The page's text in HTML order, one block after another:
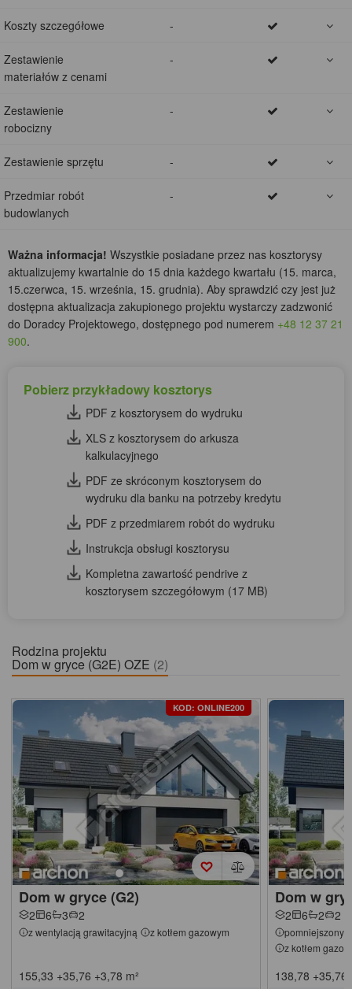
Koszty szczegółowe -
Zestawienie
materiałów z cenami
-
Zestawienie
robocizny
-
Zestawienie sprzętu -
Przedmiar robót
budowlanych
-
Ważna informacja! Wszystkie posiadane przez nas kosztorysy
aktualizujemy kwartalnie do 15 dnia każdego kwartału (15. marca,
15.czerwca, 15. września, 15. grudnia). Aby sprawdzić czy jest już
dostępna aktualizacja zakupionego projektu wystarczy zadzwonić
do Doradcy Projektowego, dostępnego pod numerem +48 12 37 21
900.
Pobierz przykładowy kosztorys
PDF z kosztorysem do wydruku
XLS z kosztorysem do arkusza
kalkulacyjnego
PDF ze skróconym kosztorysem do
wydruku dla banku na potrzeby kredytu
PDF z przedmiarem robót do wydruku
Instrukcja obsługi kosztorysu
Kompletna zawartość pendrive z
kosztorysem szczegółowym (17 MB)
Rodzina projektu
Dom w gryce (G2E) OZE (2)
KOD: ONLINE200
Dom w gryce (G2)
2 6 3 2
z wentylacją grawitacyjną z kotłem gazowym
155,33 +35,76 +3,78 m²
Dom w
2 6 2 2
pomniejszony
z kotłem
138,78 +35,76